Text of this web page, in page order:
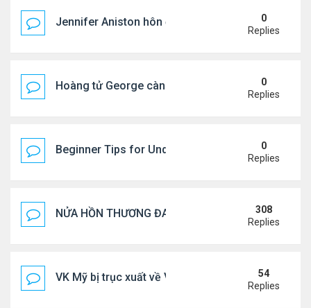
Jennifer Aniston hôn đắm đuối bạn trai trên du
0
Replies
Hoàng tử George càng lớn càng điển trai0
Replies
Beginner Tips for Understanding Diablo 4 Items
0
Replies
NỬA HỒN THƯƠNG ĐAU..
308
Replies
VK Mỹ bị trục xuất về VN sống ra sao
54
Replies